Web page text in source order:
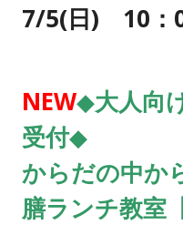
7/5(日) 10：
NEW◆大人向
受付◆
からだの中か
膳ランチ教室